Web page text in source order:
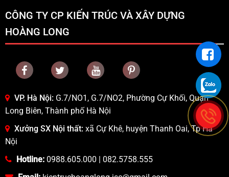
CÔNG TY CP KIẾN TRÚC VÀ XÂY DỰNG
HOÀNG LONG
VP. Hà Nội: G.7/NO1, G.7/NO2, Phường Cự Khối, Quận
Long Biên, Thành phố Hà Nội
Xưởng SX Nội thất: xã Cự Khê, huyện Thanh Oai, Tp Hà
Nội
Hotline: 0988.605.000 | 082.5758.555